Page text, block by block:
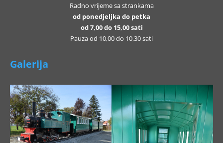
Radno vrijeme sa strankama
od ponedjeljka do petka
od 7,00 do 15,00 sati
Pauza od 10,00 do 10,30 sati
Galerija